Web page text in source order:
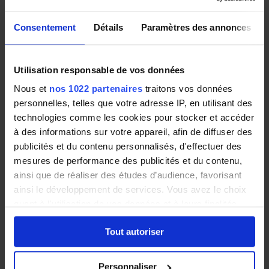
Consentement Détails Paramètres des annonces
Utilisation responsable de vos données
Nous et nos 1022 partenaires traitons vos données
personnelles, telles que votre adresse IP, en utilisant des
technologies comme les cookies pour stocker et accéder
à des informations sur votre appareil, afin de diffuser des
publicités et du contenu personnalisés, d'effectuer des
mesures de performance des publicités et du contenu,
ainsi que de réaliser des études d’audience, favorisant
ainsi le développement de services. Vous avez le choix
Vous pouvez modifier ou retirer votre consentement à
tout moment en consultant la Déclaration relative aux
cookies ou en cliquant sur l'icône de confidentialité.
Tout autoriser
Personnaliser
connue pour son activité thermale, c’est une
destination à la popularité croissante et qui attire
régulièrement de nouveaux habitants. Le marché
reste accessible malgré des prix en augmentation
ces dernières années.
De taille moyenne, elle propose pourtant à ses
habitants une offre culturelle importante et de
qualité : musées, opéra, cinéma, médiathèque…
Les Vichyssois apprécient d’autre part les
nombreux espaces verts présents dans la
commune.
Les quartiers suivants sont particulièrement
recherchés à Vichy :